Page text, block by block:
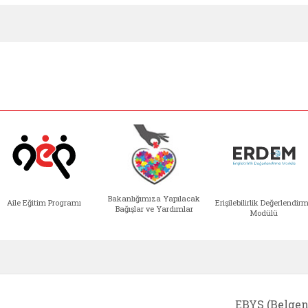
Aile Eğitim Programı
Bakanlığımıza Yapılacak
Bağışlar ve Yardımlar
Erişilebilirlik
Modülü
EBYS